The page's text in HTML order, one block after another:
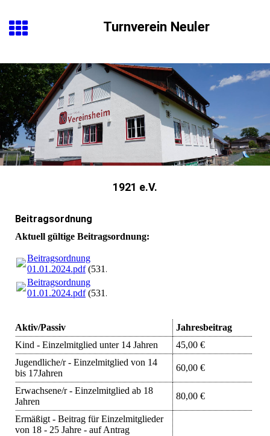
Turnverein Neuler
1921 e.V.
Beitragsordnung
Aktuell gültige Beitragsordnung:
Beitragsordnung
01.01.2024.pdf(531.14KB)
Beitragsordnung
01.01.2024.pdf(531.14KB)
Aktiv/Passiv
Jahresbeitrag
Kind - Einzelmitglied unter 14 Jahren
45,00 €
Jugendliche/r - Einzelmitglied von 14
bis 17Jahren
60,00 €
Erwachsene/r - Einzelmitglied ab 18
Jahren
80,00 €
Ermäßigt - Beitrag für Einzelmitglieder
von 18 - 25 Jahre - auf Antrag